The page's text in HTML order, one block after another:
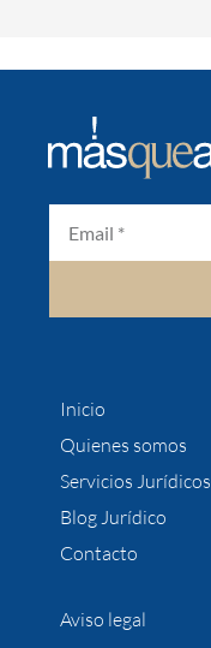
Inicio
Quienes somos
Servicios Jurídicos
Blog Jurídico
Contacto
Aviso legal